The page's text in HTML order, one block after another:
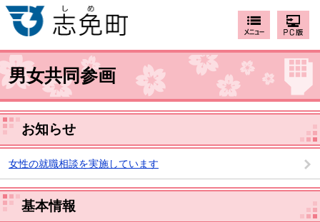
男女共同参画
お知らせ
女性の就職相談を実施しています
基本情報